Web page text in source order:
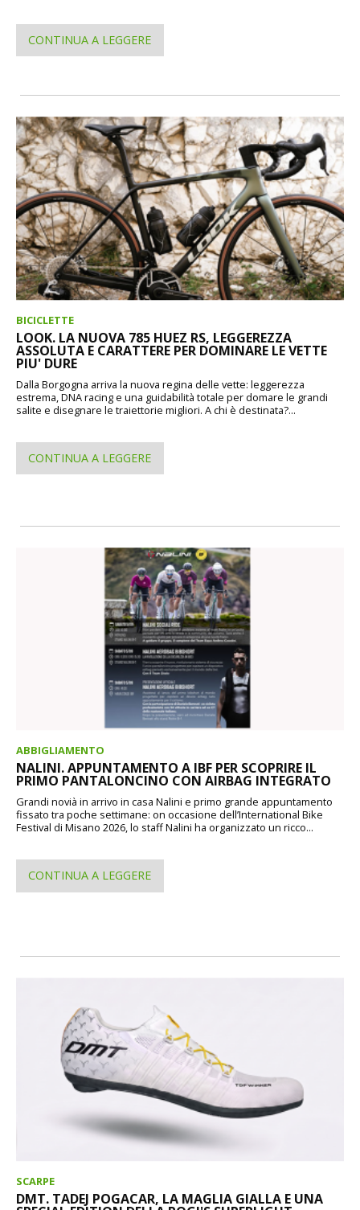
CONTINUA A LEGGERE
BICICLETTE
LOOK. LA NUOVA 785 HUEZ RS, LEGGEREZZA
ASSOLUTA E CARATTERE PER DOMINARE LE VETTE
PIU' DURE
Dalla Borgogna arriva la nuova regina delle vette: leggerezza
estrema, DNA racing e una guidabilità totale per domare le grandi
salite e disegnare le traiettorie migliori. A chi è destinata?...
CONTINUA A LEGGERE
ABBIGLIAMENTO
NALINI. APPUNTAMENTO A IBF PER SCOPRIRE IL
PRIMO PANTALONCINO CON AIRBAG INTEGRATO
Grandi novià in arrivo in casa Nalini e primo grande appuntamento
fissato tra poche settimane: on occasione dell’International Bike
Festival di Misano 2026, lo staff Nalini ha organizzato un ricco...
CONTINUA A LEGGERE
SCARPE
DMT. TADEJ POGACAR, LA MAGLIA GIALLA E UNA